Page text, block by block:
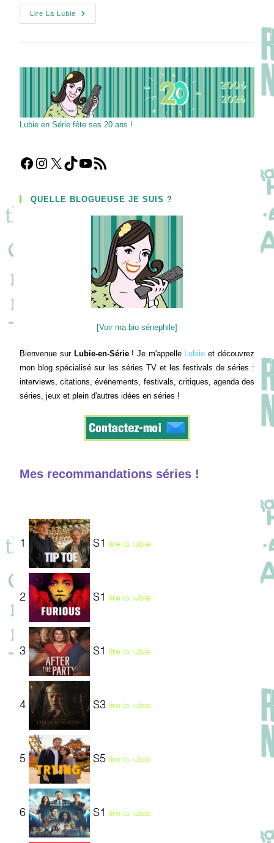
Lire La Lubie
What
Would
Série
De
Viceland,
Première
Série
De
James
Van
Lubie en Série fête ses 20 ans !
Facebook
Instagram
X TikTokYouTube
Flux RSS
QUELLE BLOGUEUSE JE SUIS ?
[Voir ma bio sériephile]
Bienvenue sur Lubie-en-Série! Je m'appelle Lubiie et découvrez
mon blog spécialisé sur les séries TV et les festivals de séries :
interviews, citations, événements, festivals, critiques, agenda des
séries, jeux et plein d'autres idées en séries !
Mes recommandations séries !
1 S1 lire la lubie
2 S1 lire la lubie
3 S1 lire la lubie
4 S3 lire la lubie
5 S5 lire la lubie
6 S1 lire la lubie